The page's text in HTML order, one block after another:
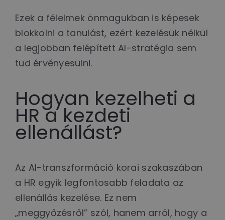
Ezek a félelmek önmagukban is képesek
blokkolni a tanulást, ezért kezelésük nélkül
a legjobban felépített AI-stratégia sem
tud érvényesülni.
Hogyan kezelheti a
HR a kezdeti
ellenállást?
Az AI-transzformáció korai szakaszában
a HR egyik legfontosabb feladata az
ellenállás kezelése. Ez nem
„meggyőzésről” szól, hanem arról, hogy a